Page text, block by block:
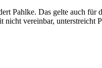
Pahlke. Das gelte auch
vereinbar, unterstreicht